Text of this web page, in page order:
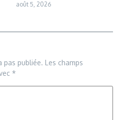
août 5, 2026
pas publiée. Les champs
*